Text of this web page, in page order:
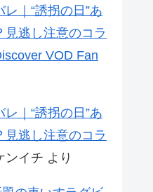
レ｜“誘拐の日”あ
逃し注意のコラ
VOD Fan
レ｜“誘拐の日”あ
逃し注意のコラ
ンイチ より